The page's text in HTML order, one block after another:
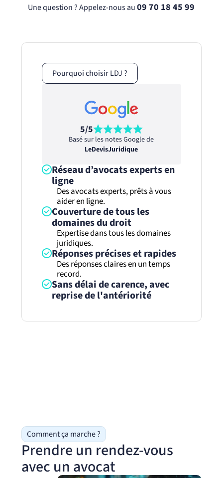
Une question ? Appelez-nous au09 70 18 45 99
Pourquoi choisir LDJ ?
5/5
Basé sur les notes Google de
LeDevisJuridique
Réseau d’avocats experts en
ligne
Des avocats experts, prêts à vous
aider en ligne.
Couverture de tous les
domaines du droit
Expertise dans tous les domaines
juridiques.
Réponses précises et rapides
Des réponses claires en un temps
record.
Sans délai de carence, avec
reprise de l'antériorité
Comment ça marche ?
Prendre un rendez-vous
avec un avocat